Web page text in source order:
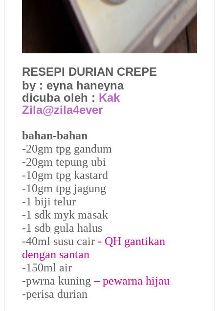
RESEPI DURIAN CREPE
by : eyna haneyna
dicuba oleh : Kak
Zila@zila4ever
bahan-bahan
-20gm tpg gandum
-20gm tepung ubi
-10gm tpg kastard
-10gm tpg jagung
-1 biji telur
-1 sdk myk masak
-1 sdb gula halus
-40ml susu cair - QH gantikan
dengan santan
-150ml air
-pwrna kuning– pewarna hijau
-perisa durian